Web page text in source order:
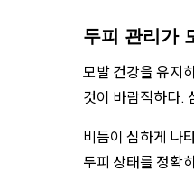
두피 관리가
모발 건강을 유지
것이 바람직하다.
비듬이 심하게 나
두피 상태를 정확